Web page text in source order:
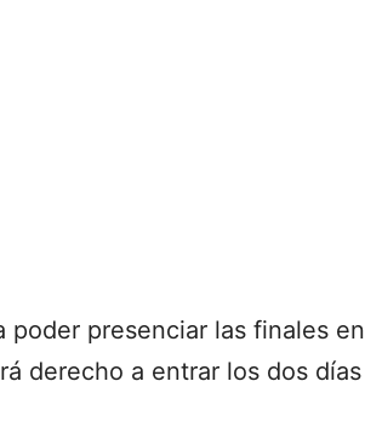
poder presenciar las finales
derecho a entrar los dos